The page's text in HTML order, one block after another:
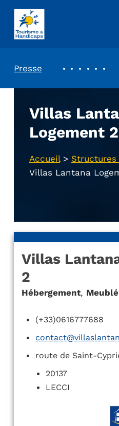
ASSOCIATION TOURISME ET HANDICAPS
Presse
Villas
Logement 2
Accueil> Structures
Villas Lantana
Villas
2
Hébergement,
(+33)0616777688
route de Saint-
20137
LECCI